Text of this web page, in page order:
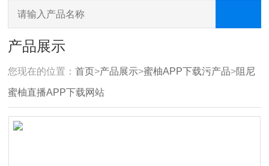
产品展示
您现在的位置：首页>产品展示>蜜柚APP下载污产品>阻尼
蜜柚直播APP下载网站